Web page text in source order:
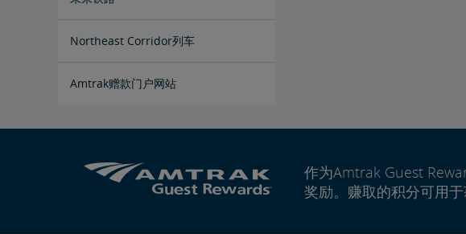
Amtrak Airo
新一代Acela
基础设施改造
Northeast Corridor列车
Amtrak赠款门户网站
作为Amtrak Guest
奖励。赚取的积分可用于